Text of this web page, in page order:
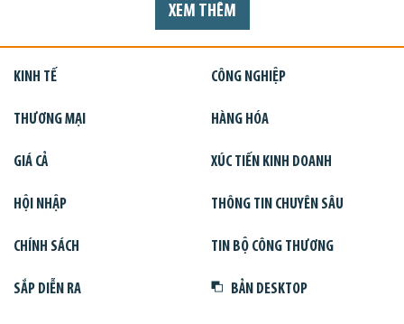
XEM THÊM
KINH TẾ CÔNG NGHIỆP
THƯƠNG MẠI HÀNG HÓA
GIÁ CẢ XÚC TIẾN KINH DOANH
HỘI NHẬP THÔNG TIN CHUYÊN SÂU
CHÍNH SÁCH TIN BỘ CÔNG THƯƠNG
SẮP DIỄN RA BẢN DESKTOP